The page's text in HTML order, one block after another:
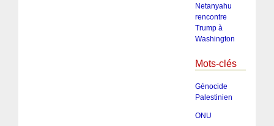
Netanyahu
rencontre
Trump à
Washington
Mots-clés
Génocide
Palestinien
ONU